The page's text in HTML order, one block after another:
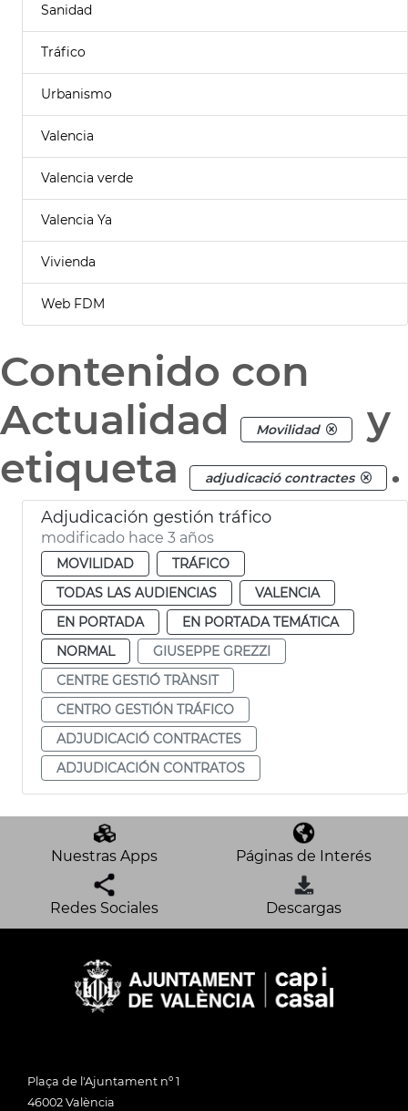
Sanidad
Tráfico
Urbanismo
Valencia
Valencia verde
Valencia Ya
Vivienda
Web FDM
Contenido con
Actualidad
Movilidad
y
etiqueta
adjudicació contractes .
Adjudicación gestión tráfico
modificado hace 3 años
MOVILIDAD
TRÁFICO
TODAS LAS AUDIENCIAS
VALENCIA
EN PORTADA
EN PORTADA TEMÁTICA
NORMAL
GIUSEPPE GREZZI
CENTRE GESTIÓ TRÀNSIT
CENTRO GESTIÓN TRÁFICO
ADJUDICACIÓ CONTRACTES
ADJUDICACIÓN CONTRATOS
Nuestras Apps Páginas de Interés
Redes Sociales Descargas
Plaça de l'Ajuntament nº 1
46002 València